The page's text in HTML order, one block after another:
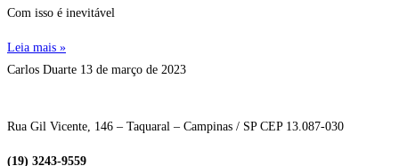
Com isso é inevitável
Leia mais »
Carlos Duarte 13 de março de 2023
Rua Gil Vicente, 146 – Taquaral – Campinas / SP CEP 13.087-030
(19) 3243-9559